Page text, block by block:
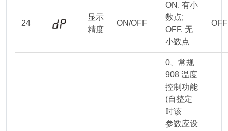
24
显示
精度
ON/OFF
ON. 有小
数点;
OFF. 无
小数点
OFF
0、常规
908 温度
控制功能
(自整定
时该
参数应设